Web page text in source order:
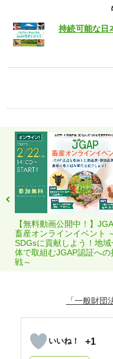
持続可能な日
【無料動画公開中！】
畜産オンラインイベント
SDGsに貢献しよう！地域
体で取組むJGAP認証への
戦～
「一般財団
+1